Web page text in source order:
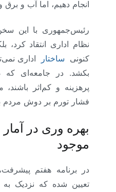
انجام دهیم، اما آب و
رئیس‌جمهوری با این
نظام اداری انتقاد کرد،
کنونی ساختار
اداری
بکشد. در جامعه‌ای که
پرهزینه و کم‌اثر
فشار تورم بر دوش مردم
بهره وری در
موجود
تعیین شده که نزدیک به ۳ درصد آن باید از رشد